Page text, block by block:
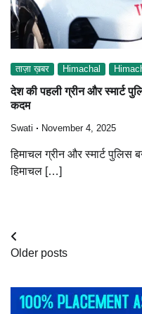
ताज़ा ख़बर Himachal
देश की पहली ग्रीन और स्मार्ट
कदम
Swati November 4, 2025
हिमाचल ग्रीन और स्मार्ट
हिमाचल […]
Posts
navigation
Older posts